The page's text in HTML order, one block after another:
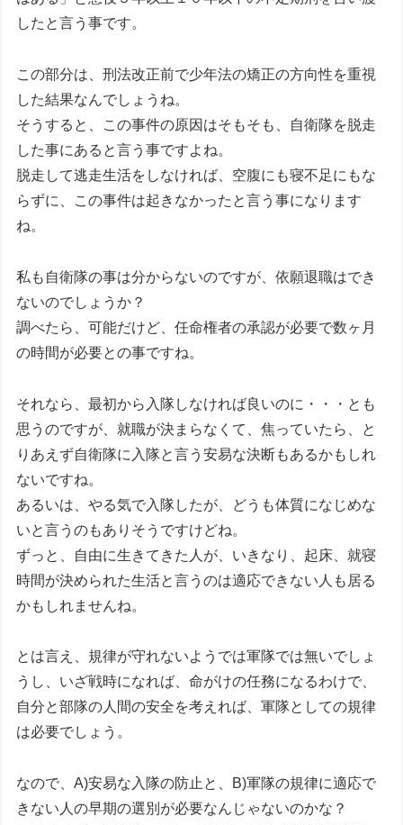
したと言う事です。
この部分は、刑法改正前で少年法の矯正の方向性を重視
した結果なんでしょうね。
そうすると、この事件の原因はそもそも、自衛隊を脱走
した事にあると言う事ですよね。
脱走して逃走生活をしなければ、空腹にも寝不足にもな
らずに、この事件は起きなかったと言う事になります
ね。
私も自衛隊の事は分からないのですが、依願退職はでき
ないのでしょうか？
調べたら、可能だけど、任命権者の承認が必要で数ヶ月
の時間が必要との事ですね。
それなら、最初から入隊しなければ良いのに・・・とも
思うのですが、就職が決まらなくて、焦っていたら、と
りあえず自衛隊に入隊と言う安易な決断もあるかもしれ
ないですね。
あるいは、やる気で入隊したが、どうも体質になじめな
いと言うのもありそうですけどね。
ずっと、自由に生きてきた人が、いきなり、起床、就寝
時間が決められた生活と言うのは適応できない人も居る
かもしれませんね。
とは言え、規律が守れないようでは軍隊では無いでしょ
うし、いざ戦時になれば、命がけの任務になるわけで、
自分と部隊の人間の安全を考えれば、軍隊としての規律
は必要でしょう。
なので、A)安易な入隊の防止と、B)軍隊の規律に適応で
きない人の早期の選別が必要なんじゃないのかな？